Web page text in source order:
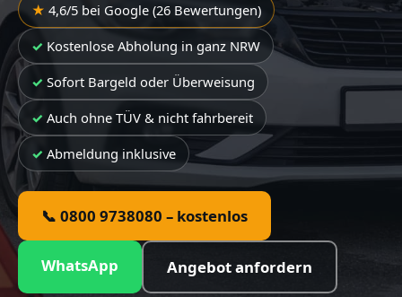
4,6/5 bei Google (26 Bewertungen)
Kostenlose Abholung in ganz NRW
Sofort Bargeld oder Überweisung
Auch ohne TÜV & nicht fahrbereit
Abmeldung inklusive
📞 0800 9738080 – kostenlos
WhatsApp Angebot anfordern